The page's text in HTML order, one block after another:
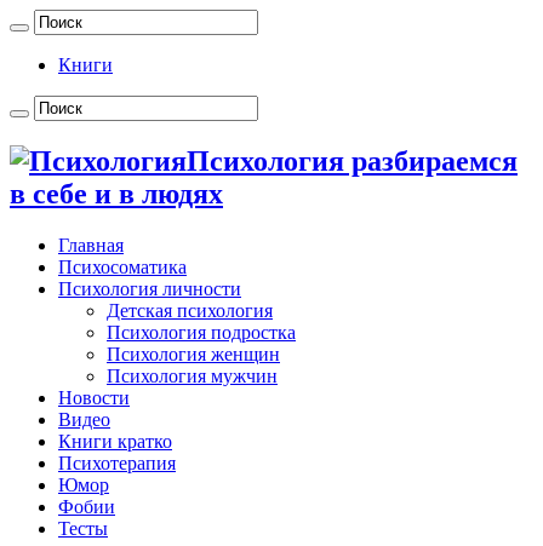
Книги
Психология разбираемся
в себе и в людях
Главная
Психосоматика
Психология личности
Детская психология
Психология подростка
Психология женщин
Психология мужчин
Новости
Видео
Книги кратко
Психотерапия
Юмор
Фобии
Тесты